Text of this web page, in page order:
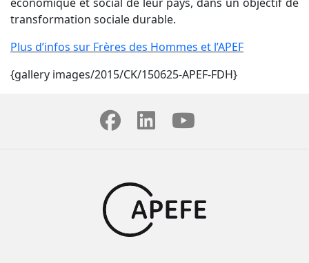
transformation sociale durable.
Plus d’infos sur Frères des Hommes et l’APEF
{gallery images/2015/CK/150625-APEF-FDH}